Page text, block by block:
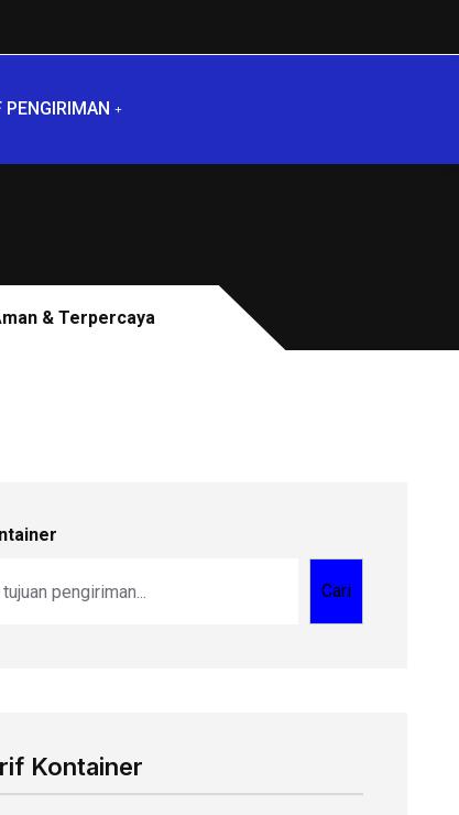
PENGIRIMAN
& Terpercaya
Cari
Kontainer